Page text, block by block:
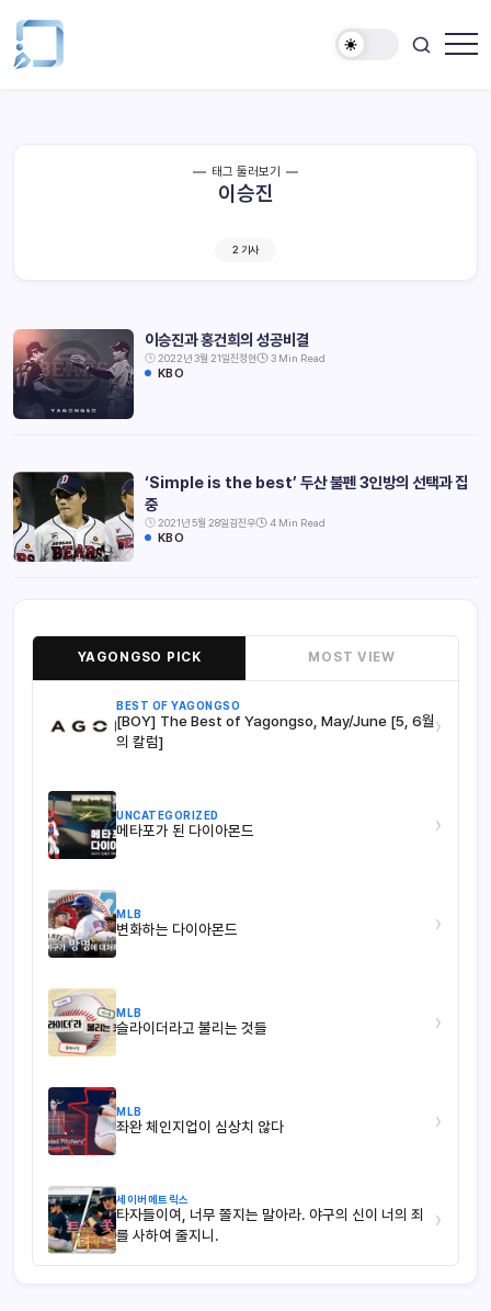
태그 둘러보기
이승진
2 기사
이승진과 홍건희의 성공비결
2022년 3월 21일진정현 3 Min Read
KBO
‘Simple is the best’ 두산 불펜 3인방의 선택과 집
중
2021년 5월 28일김진우 4 Min Read
KBO
YAGONGSO PICK MOST VIEW
BEST OF YAGONGSO
[BOY] The Best of Yagongso, May/June [5, 6월
의 칼럼]
›
UNCATEGORIZED
메타포가 된 다이아몬드 ›
MLB
변화하는 다이아몬드 ›
MLB
슬라이더라고 불리는 것들 ›
MLB
좌완 체인지업이 심상치 않다 ›
세이버메트릭스
타자들이여, 너무 쫄지는 말아라. 야구의 신이 너의 죄
를 사하여 줄지니.
›